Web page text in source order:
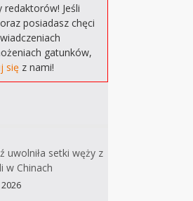
Jeśli
posiadasz chęci
gatunków,
się z nami!
uwolniła setki węży z
w Chinach